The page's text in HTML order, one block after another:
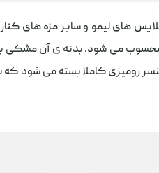
های لیمو و سایر مزه های
محسوب می شود. بدنه ی آن مشکی
یزی کاملا بسته می شود که